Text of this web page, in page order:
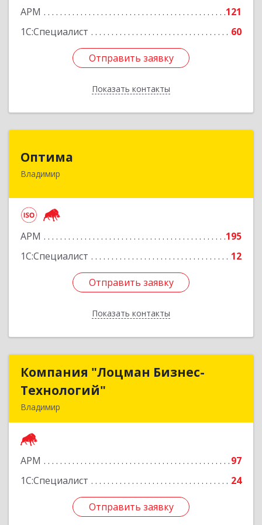
АРМ
121
1С:Специалист
60
Отправить заявку
Показать контакты
Подробнее
Отправить заявку
Назад
Оптима
Владимир
АРМ
195
1С:Специалист
12
Отправить заявку
Показать контакты
600022, Владимирская обл, Владимир г,
Отправить заявку
Назад
Компания "Лоцман Бизнес-
Технологий"
Владимир
АРМ
97
1С:Специалист
24
Отправить заявку
Компания "Лоцман Бизнес-
Подробнее
Отправить заявку